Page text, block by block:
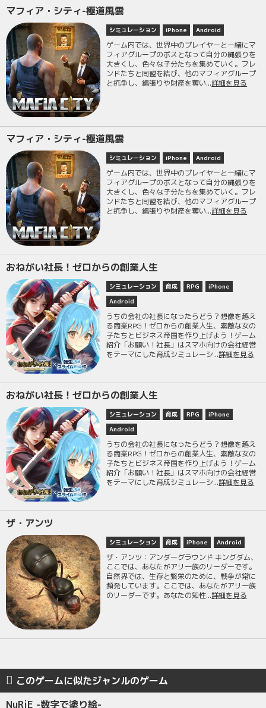
マフィア・シティ-極道風雲
シミュレーション iPhone Android
ゲーム内では、世界中のプレイヤーと一緒にマ
フィアグループのボスとなって自分の縄張りを
大きくし、色々な子分たちを集めていく。フレ
ンドたちと同盟を結び、他のマフィアグループ
と抗争し、縄張りや財産を奪い...詳細を見る
マフィア・シティ-極道風雲
シミュレーション iPhone Android
ゲーム内では、世界中のプレイヤーと一緒にマ
フィアグループのボスとなって自分の縄張りを
大きくし、色々な子分たちを集めていく。フレ
ンドたちと同盟を結び、他のマフィアグループ
と抗争し、縄張りや財産を奪い...詳細を見る
おねがい社長！ゼロからの創業人生
シミュレーション 育成 RPG
iPhone
Android
うちの会社の社長になったらどう？想像を越え
る商業RPG！ゼロからの創業人生、素敵な女の
子たちとビジネス帝国を作り上げよう！ゲーム
紹介「お願い！社長」はスマホ向けの会社経営
をテーマにした育成シミュレーシ...詳細を見る
おねがい社長！ゼロからの創業人生
シミュレーション 育成 RPG
iPhone
Android
うちの会社の社長になったらどう？想像を越え
る商業RPG！ゼロからの創業人生、素敵な女の
子たちとビジネス帝国を作り上げよう！ゲーム
紹介「お願い！社長」はスマホ向けの会社経営
をテーマにした育成シミュレーシ...詳細を見る
ザ・アンツ
シミュレーション 育成 iPhone Android
ザ・アンツ：アンダーグラウンド キングダム、
ここでは、あなたがアリ一族のリーダーです。
自然界では、生存と繁栄のために、戦争が常に
頻発しています。ここでは、あなたがアリ一族
のリーダーです。あなたの知性...詳細を見る
このゲームに似たジャンルのゲーム
NuRiE -数字で塗り絵-